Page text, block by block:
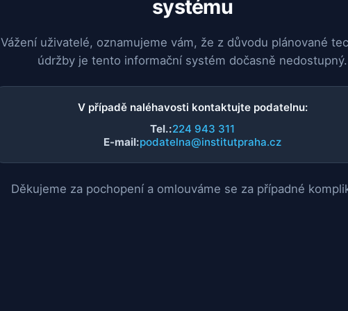
systému
Vážení uživatelé, oznamujeme vám, že z důvodu plánované
údržby je tento informační systém dočasně nedostupný.
V případě naléhavosti kontaktujte podatelnu:
Tel.:224 943 311
E-mail:podatelna@institutpraha.cz
Děkujeme za pochopení a omlouváme se za případné